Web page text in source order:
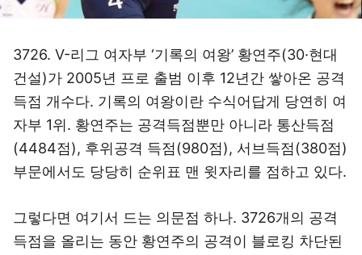
3726. V-리그 여자부 ‘기록의 여왕’ 황연주(30·현대
건설)가 2005년 프로 출범 이후 12년간 쌓아온 공격
득점 개수다. 기록의 여왕이란 수식어답게 당연히 여
자부 1위. 황연주는 공격득점뿐만 아니라 통산득점
(4484점), 후위공격 득점(980점), 서브득점(380점)
부문에서도 당당히 순위표 맨 윗자리를 점하고 있다.
그렇다면 여기서 드는 의문점 하나. 3726개의 공격
득점을 올리는 동안 황연주의 공격이 블로킹 차단된